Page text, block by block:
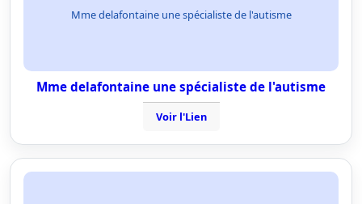
Mme delafontaine une spécialiste de l'autisme
Mme delafontaine une spécialiste de l'autisme
Voir l'Lien